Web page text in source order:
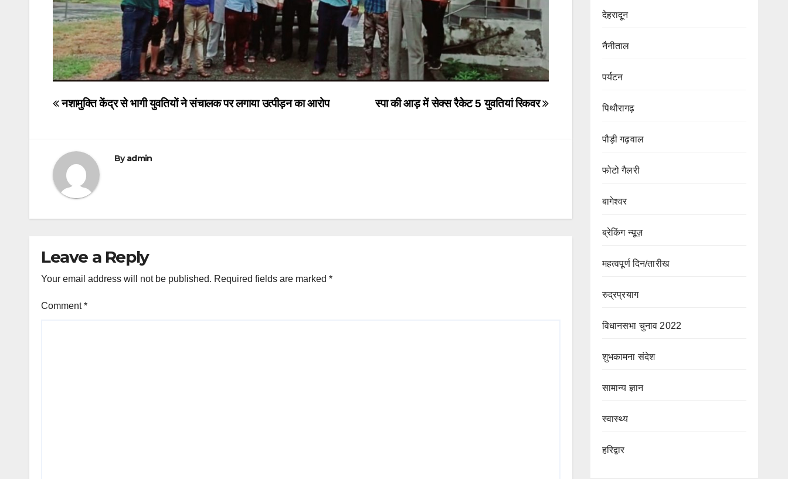
Post
स्पा की आड़ में सेक्स रैकेट 5 युवतियां रिकवर
नशामुक्ति केंद्र से भागी युवतियों ने संचालक पर लगाया उत्पीड़न का आरोप
Byadmin
Leave a Reply
Your email address will not be published. Required fields are marked *
Comment*
देहरादून
नैनीताल
पर्यटन
पिथौरागढ़
पौड़ी गढ़वाल
फोटो गैलरी
बागेश्वर
ब्रेकिंग न्यूज़
महत्वपूर्ण दिन/तारीख
रुद्रप्रयाग
विधानसभा चुनाव 2022
शुभकामना संदेश
सामान्य ज्ञान
स्वास्थ्य
हरिद्वार